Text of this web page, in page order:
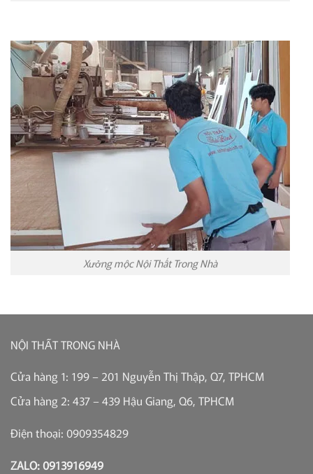
Xưởng mộc Nội Thất Trong Nhà
NỘI THẤT TRONG NHÀ
Cửa hàng 1: 199 – 201 Nguyễn Thị Thập, Q7, TPHCM
Cửa hàng 2: 437 – 439 Hậu Giang, Q6, TPHCM
Điện thoại: 0909354829
ZALO: 0913916949